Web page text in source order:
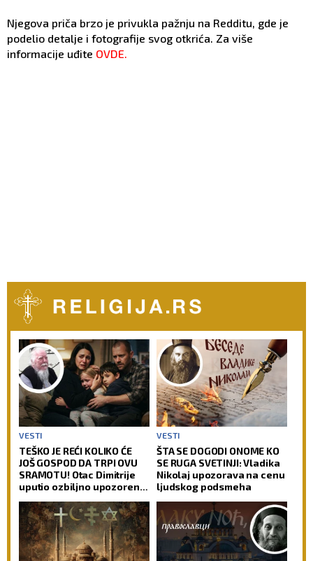
Njegova priča brzo je privukla pažnju na Redditu, gde je
podelio detalje i fotografije svog otkrića. Za više
informacije uđite OVDE.
VESTI
TEŠKO JE REĆI KOLIKO ĆE
JOŠ GOSPOD DA TRPI OVU
SRAMOTU! Otac Dimitrije
uputio ozbiljno upozorenje
spasavaju decu od zla!
VESTI
ŠTA SE DOGODI ONOME KO
SE RUGA SVETINJI: Vladika
Nikolaj upozorava na cenu
ljudskog podsmeha